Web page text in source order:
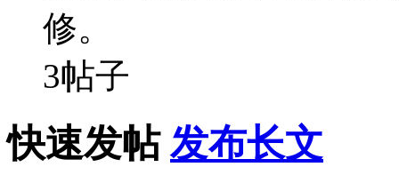
修。
3帖子
快速发帖 发布长文